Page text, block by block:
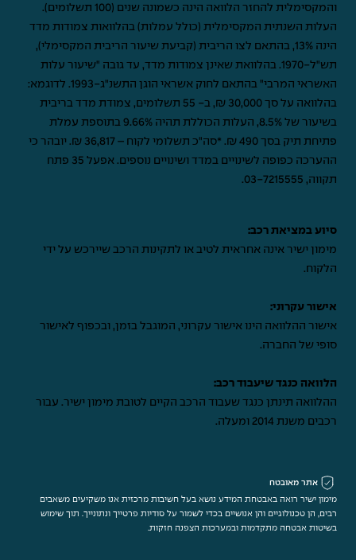
והמקסימלית להחזר הלוואה הינה כשמונה שנים (100 תשלומים).
העלות השנתית המקסימלית (כולל עמלות) בהלוואות צמודות מדד
הינה 13%, בהתאם לצו הריבית (קביעת שיעור הריבית המקסימלי),
תש"ל-1970. בהלוואת שאינן צמודות מדד, עד גובה "שיעור עלות
האשראי המרבי" בהתאם לחוק אשראי הוגן התשנ"ג-1993. לדוגמא:
בהלוואה על סך 30,000 ₪, ב- 55 תשלומים, צמודת מדד בריבית
בשיעור של 8.5%, העלות הכוללת תהיה 9.66% בתוספת עמלת
פתיחת תיק בסך 490 ₪. *סה"כ תשלומי לקוח – 36,817 ₪. יובהר כי
ההערכה כפופה לשינויים במדד ושינויים נוספים. אפעל 35 פתח
תקווה, 03-7215555
.
סיוע במציאת רכב:
מימון ישיר אינה אחראית לטיב או לתקינות הרכב שיירכש על ידי
הלקוח.
אישור עקרוני:
אישור ההלוואה הינו אישור עקרוני, המוגבל בזמן, ובכפוף לאישור
סופי של החברה.
הלוואה כנגד שיעבוד רכב:
ההלוואה תינתן כנגד שעבוד הרכב הקיים לטובת מימון ישיר. עבור
רכבים משנת 2014 ומעלה.
אתר מאובטח
מימון ישיר רואה באבטחת המידע נושא בעל חשיבות מרכזית אנו משקיעים משאבים
רבים, הן טכנולוגיים והן אנושיים בכדי לשמור על סודיות פרטייך ונתונייך. תוך שימוש
בשיטות אבטחה מתקדמות ובמערכות הצפנה חזקות.